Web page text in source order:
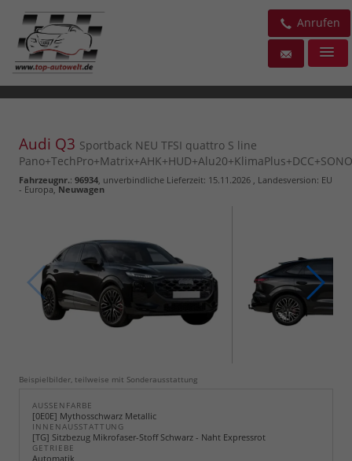
Anrufen
Audi Q3 Sportback NEU TFSI quattro S line
Fahrzeugnr.: 96934 , unverbindliche Lieferzeit: 15.11.2026 , Landesversion: EU
- Europa,Neuwagen
Beispielbilder, teilweise mit Sonderausstattung
AUSSENFARBE
[0E0E] Mythosschwarz Metallic
INNENAUSSTATTUNG
[TG] Sitzbezug Mikrofaser-Stoff Schwarz - Naht Expressrot
GETRIEBE
Automatik